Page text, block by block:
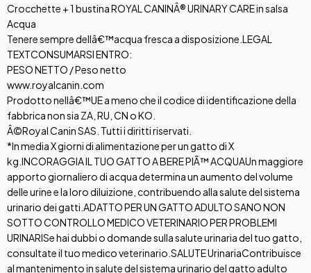
Crocchette + 1 bustina ROYAL CANINÂ® URINARY CARE in salsa
Acqua
Tenere sempre dellâ€™acqua fresca a disposizione. LEGAL
TEXTCONSUMARSI ENTRO:
PESO NETTO / Peso netto
www.royalcanin.com
Prodotto nellâ€™UE a meno che il codice di identificazione della
fabbrica non sia ZA, RU, CN o KO.
Â©Royal Canin SAS. Tutti i diritti riservati.
*In media X giorni di alimentazione per un gatto di X
kg. INCORAGGIA IL TUO GATTO A BERE PIÃ™ ACQUAUn maggiore
apporto giornaliero di acqua determina un aumento del volume
delle urine e la loro diluizione, contribuendo alla salute del sistema
urinario dei gatti. ADATTO PER UN GATTO ADULTO SANO NON
SOTTO CONTROLLO MEDICO VETERINARIO PER PROBLEMI
URINARISe hai dubbi o domande sulla salute urinaria del tuo gatto,
consultate il tuo medico veterinario. SALUTE UrinariaContribuisce
al mantenimento in salute del sistema urinario del gatto adulto